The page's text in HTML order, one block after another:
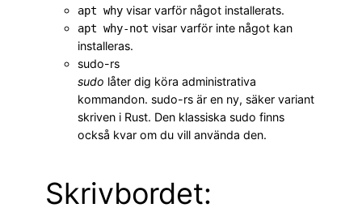
apt why visar varför något installerats.
apt why-not visar varför inte något kan
installeras.
sudo-rs
sudo låter dig köra administrativa
kommandon. sudo-rs är en ny, säker variant
skriven i Rust. Den klassiska sudo finns
också kvar om du vill använda den.
Skrivbordet: